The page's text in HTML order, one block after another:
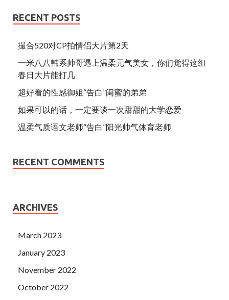
RECENT POSTS
撮合520对CP拍情侣大片第2天
一米八八韩系帅哥遇上温柔元气美女，你们觉得这组
春日大片能打几
超好看的性感御姐“告白”闺蜜的弟弟
如果可以的话，一定要谈一次甜甜的大学恋爱
温柔气质语文老师“告白”阳光帅气体育老师
RECENT COMMENTS
ARCHIVES
March 2023
January 2023
November 2022
October 2022